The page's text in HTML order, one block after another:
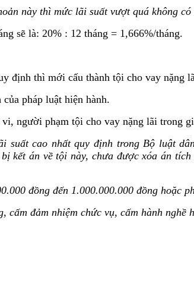
này thì mức lãi suất vượt quá không
sẽ là: 20% : 12 tháng = 1,666%/tháng.
định thì mới cấu thành tội cho vay nặng
pháp luật hiện hành.
người phạm tội cho vay nặng lãi trong
cao nhất quy định trong Bộ luật
kết án về tội này, chưa được xóa án
đồng đến 1.000.000.000 đồng hoặc
đảm nhiệm chức vụ, cấm hành